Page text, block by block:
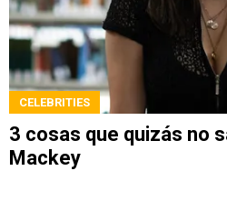
CELEBRITIES
3 cosas que quizás no
Mackey